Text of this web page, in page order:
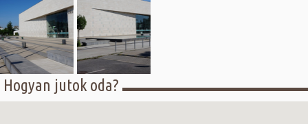
Hogyan jutok oda?